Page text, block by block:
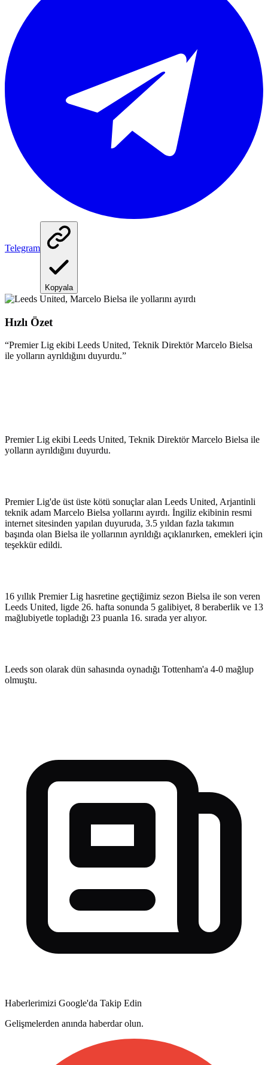
Telegram
Kopyala
Hızlı Özet
“Premier Lig ekibi Leeds United, Teknik Direktör Marcelo Bielsa
ile yolların ayrıldığını duyurdu.”
Premier Lig ekibi Leeds United, Teknik Direktör Marcelo Bielsa ile
yolların ayrıldığını duyurdu.
Premier Lig'de üst üste kötü sonuçlar alan Leeds United, Arjantinli
teknik adam Marcelo Bielsa yollarını ayırdı. İngiliz ekibinin resmi
internet sitesinden yapılan duyuruda, 3.5 yıldan fazla takımın
başında olan Bielsa ile yollarının ayrıldığı açıklanırken, emekleri için
teşekkür edildi.
16 yıllık Premier Lig hasretine geçtiğimiz sezon Bielsa ile son veren
Leeds United, ligde 26. hafta sonunda 5 galibiyet, 8 beraberlik ve 13
mağlubiyetle topladığı 23 puanla 16. sırada yer alıyor.
Leeds son olarak dün sahasında oynadığı Tottenham'a 4-0 mağlup
olmuştu.
Haberlerimizi Google'da Takip Edin
Gelişmelerden anında haberdar olun.